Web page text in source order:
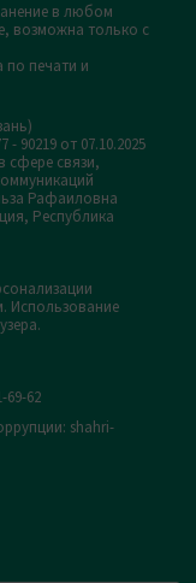
в любом
возможна только с
по печати и
90219 от 07.10.2025
сфере связи,
Рафаиловна
Республика
Использование
69-62
shahri-